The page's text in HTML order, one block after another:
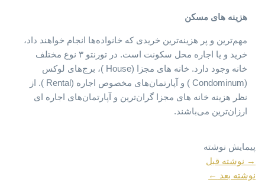
هزینه های مسکن
مهم‌ترین و پر هزینه‌ترین خریدی که خانواده‌ها انجام خواهند داد،
خرید و یا اجاره محل سکونت است. در تورنتو ۳ نوع مختلف
خانه وجود دارد. خانه های مجزا (House )، برج‌های لوکس
(Condominum ) و آپارتمان‌های مخصوص اجاره (Rental ). از
نظر هزینه خانه های مجزا گران‌ترین و آپارتمان‌های اجاره ای
ارزان‌ترین می‌باشند.
پیمایش نوشته
→ نوشته قبل
نوشته بعد ←